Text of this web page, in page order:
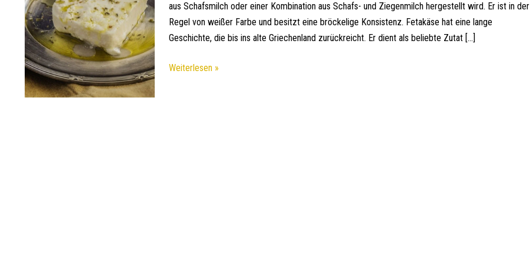
aus Schafsmilch oder einer Kombination aus Schafs- und Ziegenmilch hergestellt wird. Er ist in der
Regel von weißer Farbe und besitzt eine bröckelige Konsistenz. Fetakäse hat eine lange
Geschichte, die bis ins alte Griechenland zurückreicht. Er dient als beliebte Zutat […]
Weiterlesen »